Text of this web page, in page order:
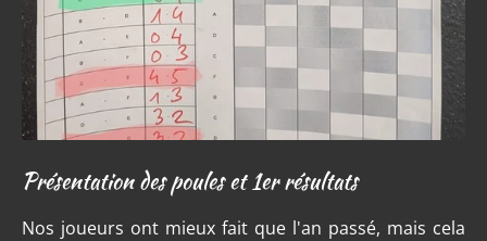
Présentation des poules et 1er résultats
Nos joueurs ont mieux fait que l'an passé, mais cela